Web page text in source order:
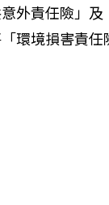
外責任險」及
環境損害責任